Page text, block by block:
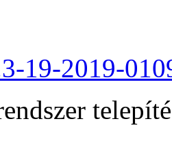
19-2019-